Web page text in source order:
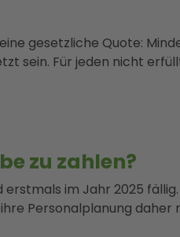
gesetzliche Quote:
sein. Für jeden nicht
zu zahlen?
im Jahr 2025
Personalplanung